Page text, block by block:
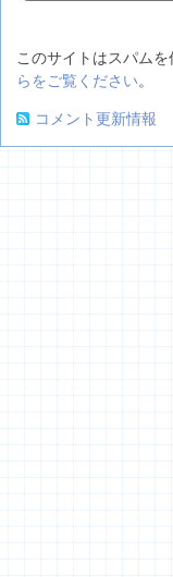
このサイトはスパム
らをご覧ください。
コメント更新情報